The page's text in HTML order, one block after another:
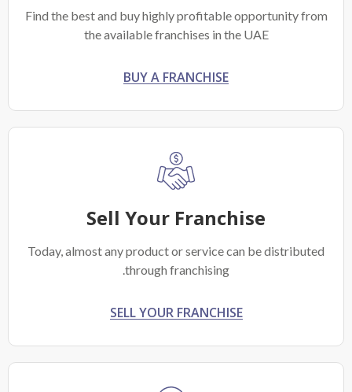
Find the best and buy highly profitable opportunity from
the available franchises in the UAE
BUY A FRANCHISE
Sell Your Franchise
Today, almost any product or service can be distributed
through franchising.
SELL YOUR FRANCHISE